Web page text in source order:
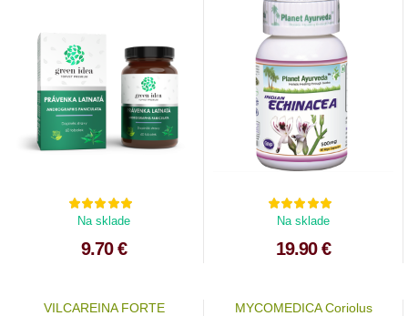
Na sklade
9.70 €
Na sklade
19.90 €
VILCAREINA FORTE
MYCOMEDICA Coriolus